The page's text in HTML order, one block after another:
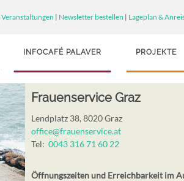
Veranstaltungen | Newsletter bestellen | Lageplan &
INFOCAFÉ PALAVER PROJEKTE
Frauenservice Graz
Lendplatz 38, 8020 Graz
office@frauenservice.at
Tel: 0043 316 71 60 22
Öffnungszeiten und Erreichbarkeit im